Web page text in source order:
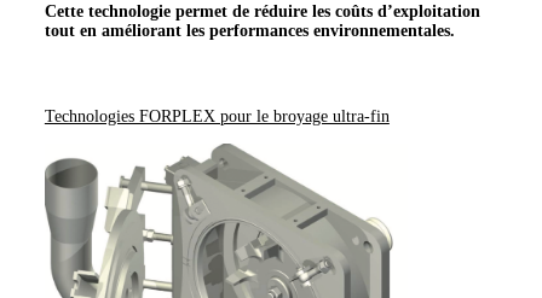
Cette technologie permet de réduire les coûts d’exploitation
tout en améliorant les performances environnementales.
Technologies FORPLEX pour le broyage ultra-fin